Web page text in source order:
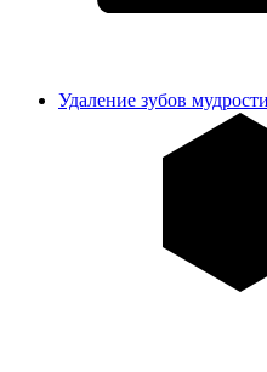
Удаление зубов мудрости